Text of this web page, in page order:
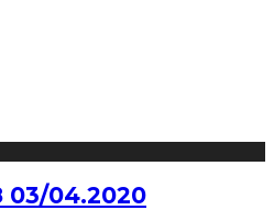
03/04.2020